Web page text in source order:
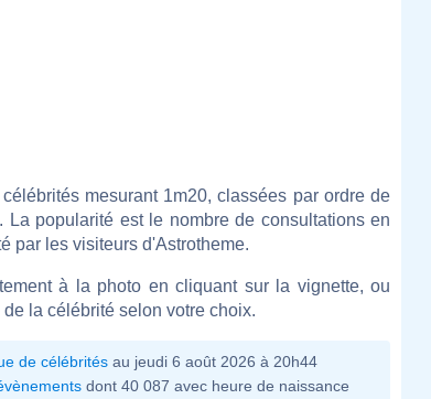
mesurant 1m20, classées par ordre de
La popularité est le nombre de consultations en
par les visiteurs d'Astrotheme.
à la photo en cliquant sur la vignette, ou
la célébrité selon votre choix.
de célébritésau jeudi 6 août 2026 à 20h44
dont 40 087 avec heure de naissance